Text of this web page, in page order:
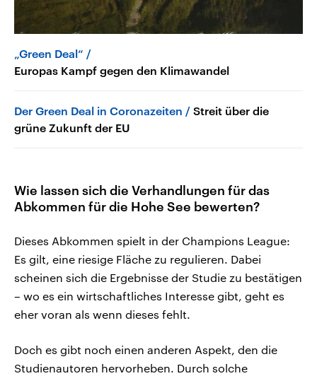
„Green Deal“
Europas Kampf gegen den Klimawandel
Der Green Deal in Coronazeiten
Streit über die
grüne Zukunft der EU
Wie lassen sich die Verhandlungen für das
Abkommen für die Hohe See bewerten?
Dieses Abkommen spielt in der Champions League:
Es gilt, eine riesige Fläche zu regulieren. Dabei
scheinen sich die Ergebnisse der Studie zu bestätigen
– wo es ein wirtschaftliches Interesse gibt, geht es
eher voran als wenn dieses fehlt.
Doch es gibt noch einen anderen Aspekt, den die
Studienautoren hervorheben. Durch solche